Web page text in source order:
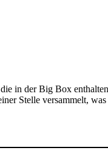
in der Big Box
Stelle versammelt, was